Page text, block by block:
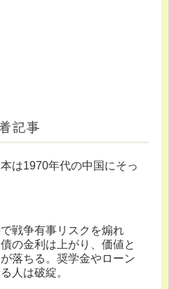
記事
は1970年代の中国にそっ
戦争有事リスクを煽れ
の金利は上がり、価値と
落ちる。奨学金やローン
人は破綻。